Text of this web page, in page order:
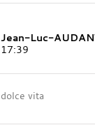
Jean-Luc-
17:39
dolce vita